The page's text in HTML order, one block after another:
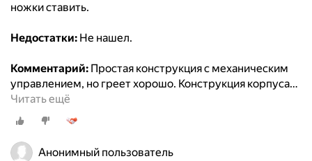
ножки ставить.
Недостатки: Не нашел.
Комментарий: Простая конструкция с механическим
управлением, но греет хорошо. Конструкция корпуса…
Читать ещё
Анонимный пользователь